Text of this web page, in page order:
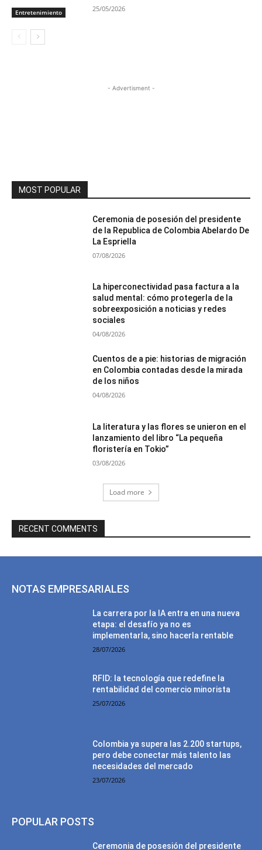
Entretenimiento 25/05/2026
- Advertisment -
MOST POPULAR
Ceremonia de posesión del presidente
de la Republica de Colombia Abelardo De
La Espriella
07/08/2026
La hiperconectividad pasa factura a la
salud mental: cómo protegerla de la
sobreexposición a noticias y redes
sociales
04/08/2026
Cuentos de a pie: historias de migración
en Colombia contadas desde la mirada
de los niños
04/08/2026
La literatura y las flores se unieron en el
lanzamiento del libro “La pequeña
floristería en Tokio”
03/08/2026
Load more
RECENT COMMENTS
NOTAS EMPRESARIALES
La carrera por la IA entra en una nueva
etapa: el desafío ya no es
implementarla, sino hacerla rentable
28/07/2026
RFID: la tecnología que redefine la
rentabilidad del comercio minorista
25/07/2026
Colombia ya supera las 2.200 startups,
pero debe conectar más talento las
necesidades del mercado
23/07/2026
POPULAR POSTS
Ceremonia de posesión del presidente